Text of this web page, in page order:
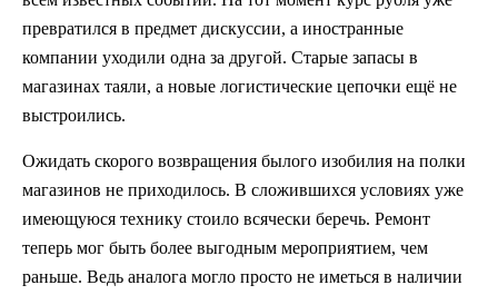
превратился в предмет дискуссии, а иностранные
компании уходили одна за другой. Старые запасы в
магазинах таяли, а новые логистические цепочки ещё не
выстроились.
Ожидать скорого возвращения былого изобилия на полки
магазинов не приходилось. В сложившихся условиях уже
имеющуюся технику стоило всячески беречь. Ремонт
теперь мог быть более выгодным мероприятием, чем
раньше. Ведь аналога могло просто не иметься в наличии